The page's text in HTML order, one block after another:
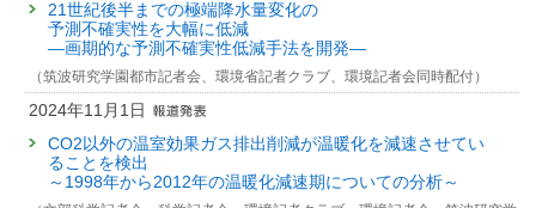
22068 : 地球規模の気候変動リスク管理戦略の総合解析に関する研究
22128 : 気候感度に関する不確実性の低減化
2011年度
21293 : 地球温暖化に関わる地球規模リスクに関する研究
21374 : 気候感度の物理パラメータ不確実性のメカニズム解明と制約
Intercomparison Project (LESFMIP)
発表者 :Smith D.M., Gillett N.P., Simpson I.R. , Athanasiadis P.J., Baehr
J., Bethke I., Bilge A.B., Bonnet R., Boucher O., Findell K.L., Gastineau
G., Gualdi S., Hermanson L., Leung L.R., Mignot J., Müller W.A., Osprey
S., Otterå O.H., Persad G.G., Scaife A.A., Schmidt G.A.,
竈秀夫), Sutton R.T. , Swingedouw D., Yang S., Zhou T., Ziehn T.
掲載誌 : Frontiers in Climate (2022)
その他
予稿集名 :-
研究発表
Observational constraint on future carbon-climate feedback
in the Amazon rainforest by Earth System Models
Nishina K.(仁科一哉), Tachiiri K.,Shiogama H.(塩竈秀夫)
学会等名称 :11th International Carbon Dioxide Conference -
ICDC11 (2024)
21世紀後半までの極端降水量変化の
予測不確実性を大幅に低減
—画期的な予測不確実性低減手法を開発—
（筑波研究学園都市記者会、環境省記者クラブ、環境記者会同時配付）
2024年11月1日
CO2以外の温室効果ガス排出削減が温暖化を減速させてい
ることを検出
～1998年から2012年の温暖化減速期についての分析～